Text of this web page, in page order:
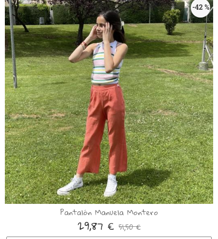
-42 %
Pantalón Manuela Montero
29,87 € 51,50 €